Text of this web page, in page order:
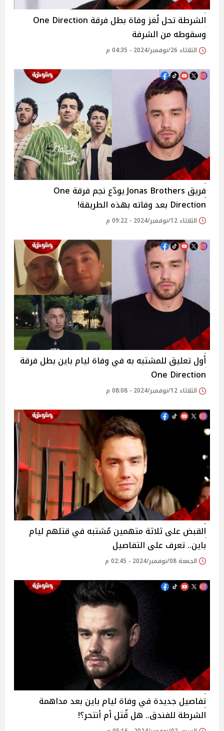
الشرطة تحل لُغز وفاة بطل فرقة One Direction
وسقوطه من الشرفة
الثلاثاء 26/نوفمبر/2024 - 04:35 م
فريق Jonas Brothers يودّع نجم فرقة One
Direction بعد وفاته بهذه الطريقة!
الثلاثاء 12/نوفمبر/2024 - 09:22 م
أول تعليق للمشتبه به في وفاة ليام باين بطل فرقة
One Direction
الثلاثاء 12/نوفمبر/2024 - 08:08 م
القبض على ثلاثة متهمين مُشتبه في قتلهم ليام
باين.. تعرف على التفاصيل
الجمعة 08/نوفمبر/2024 - 02:45 م
تفاصيل جديدة في وفاة ليام باين بعد مداهمة
الشرطة للفندق.. هل قُتل أم أنتحر؟!